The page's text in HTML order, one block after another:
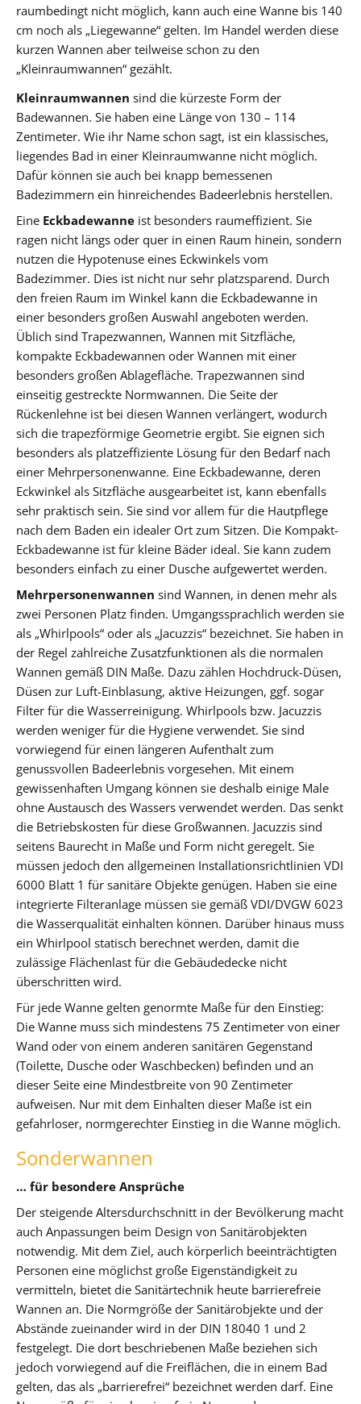
raumbedingt nicht möglich, kann auch eine Wanne bis 140
cm noch als „Liegewanne“ gelten. Im Handel werden diese
kurzen Wannen aber teilweise schon zu den
„Kleinraumwannen“ gezählt.
Kleinraumwannen sind die kürzeste Form der
Badewannen. Sie haben eine Länge von 130 – 114
Zentimeter. Wie ihr Name schon sagt, ist ein klassisches,
liegendes Bad in einer Kleinraumwanne nicht möglich.
Dafür können sie auch bei knapp bemessenen
Badezimmern ein hinreichendes Badeerlebnis herstellen.
Eine Eckbadewanne ist besonders raumeffizient. Sie
ragen nicht längs oder quer in einen Raum hinein, sondern
nutzen die Hypotenuse eines Eckwinkels vom
Badezimmer. Dies ist nicht nur sehr platzsparend. Durch
den freien Raum im Winkel kann die Eckbadewanne in
einer besonders großen Auswahl angeboten werden.
Üblich sind Trapezwannen, Wannen mit Sitzfläche,
kompakte Eckbadewannen oder Wannen mit einer
besonders großen Ablagefläche. Trapezwannen sind
einseitig gestreckte Normwannen. Die Seite der
Rückenlehne ist bei diesen Wannen verlängert, wodurch
sich die trapezförmige Geometrie ergibt. Sie eignen sich
besonders als platzeffiziente Lösung für den Bedarf nach
einer Mehrpersonenwanne. Eine Eckbadewanne, deren
Eckwinkel als Sitzfläche ausgearbeitet ist, kann ebenfalls
sehr praktisch sein. Sie sind vor allem für die Hautpflege
nach dem Baden ein idealer Ort zum Sitzen. Die Kompakt-
Eckbadewanne ist für kleine Bäder ideal. Sie kann zudem
besonders einfach zu einer Dusche aufgewertet werden.
Mehrpersonenwannen sind Wannen, in denen mehr als
zwei Personen Platz finden. Umgangssprachlich werden sie
als „Whirlpools“ oder als „Jacuzzis“ bezeichnet. Sie haben in
der Regel zahlreiche Zusatzfunktionen als die normalen
Wannen gemäß DIN Maße. Dazu zählen Hochdruck-Düsen,
Düsen zur Luft-Einblasung, aktive Heizungen, ggf. sogar
Filter für die Wasserreinigung. Whirlpools bzw. Jacuzzis
werden weniger für die Hygiene verwendet. Sie sind
vorwiegend für einen längeren Aufenthalt zum
genussvollen Badeerlebnis vorgesehen. Mit einem
gewissenhaften Umgang können sie deshalb einige Male
ohne Austausch des Wassers verwendet werden. Das senkt
die Betriebskosten für diese Großwannen. Jacuzzis sind
seitens Baurecht in Maße und Form nicht geregelt. Sie
müssen jedoch den allgemeinen Installationsrichtlinien VDI
6000 Blatt 1 für sanitäre Objekte genügen. Haben sie eine
integrierte Filteranlage müssen sie gemäß VDI/DVGW 6023
die Wasserqualität einhalten können. Darüber hinaus muss
ein Whirlpool statisch berechnet werden, damit die
zulässige Flächenlast für die Gebäudedecke nicht
überschritten wird.
Für jede Wanne gelten genormte Maße für den Einstieg:
Die Wanne muss sich mindestens 75 Zentimeter von einer
Wand oder von einem anderen sanitären Gegenstand
(Toilette, Dusche oder Waschbecken) befinden und an
dieser Seite eine Mindestbreite von 90 Zentimeter
aufweisen. Nur mit dem Einhalten dieser Maße ist ein
gefahrloser, normgerechter Einstieg in die Wanne möglich.
Sonderwannen
… für besondere Ansprüche
Der steigende Altersdurchschnitt in der Bevölkerung macht
auch Anpassungen beim Design von Sanitärobjekten
notwendig. Mit dem Ziel, auch körperlich beeinträchtigten
Personen eine möglichst große Eigenständigkeit zu
vermitteln, bietet die Sanitärtechnik heute barrierefreie
Wannen an. Die Normgröße der Sanitärobjekte und der
Abstände zueinander wird in der DIN 18040 1 und 2
festgelegt. Die dort beschriebenen Maße beziehen sich
jedoch vorwiegend auf die Freiflächen, die in einem Bad
gelten, das als „barrierefrei“ bezeichnet werden darf. Eine